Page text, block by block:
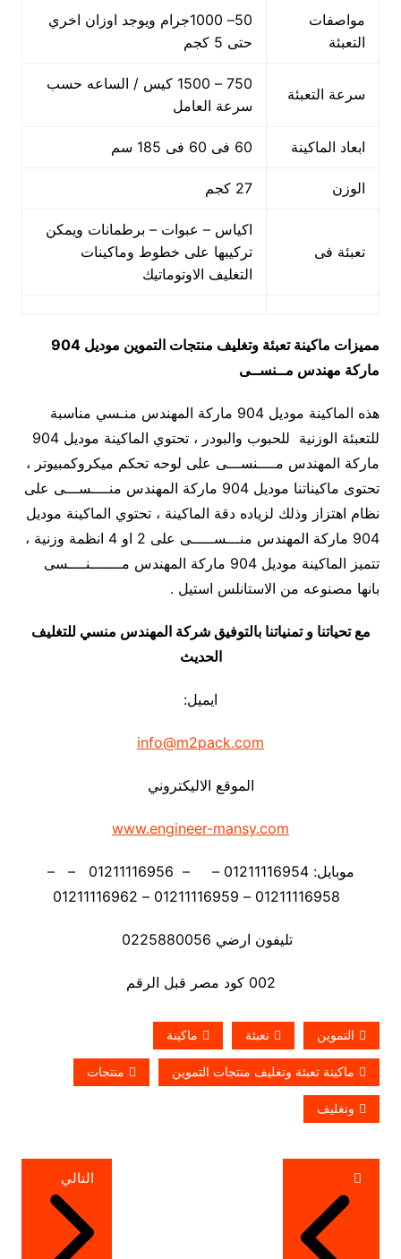
مواصفات
التعبئة
50– 1000جرام ويوجد اوزان اخري
حتى 5 كجم
سرعة التعبئة
750 – 1500 كيس / الساعه حسب
سرعة العامل
ابعاد الماكينة 60 فى 60 فى 185 سم
الوزن 27 كجم
تعبئة فى
اكياس – عبوات – برطمانات ويمكن
تركيبها على خطوط وماكينات
التغليف الاوتوماتيك
مميزات ماكينة تعبئة وتغليف منتجات التموين
موديل 904
ماركة مهندس مــنســى
هذه الماكينة موديل 904 ماركة المهندس منـسي مناسبة
للتعبئة الوزنية للحبوب والبودر ، تحتوي الماكينة موديل 904
ماركة المهندس مــــنســـى على لوحه تحكم ميكروكمبيوتر ،
تحتوى ماكيناتنا موديل 904 ماركة المهندس منــــســـى على
نظام اهتزاز وذلك لزياده دقة الماكينة ، تحتوي الماكينة موديل
904 ماركة المهندس منـــســـــى على 2 او 4 انظمة وزنية ،
تتميز الماكينة موديل 904 ماركة المهندس مـــــــنــــسى
بانها مصنوعه من الاستانلس استيل .
مع تحياتنا و تمنياتنا بالتوفيق شركة المهندس منسي للتغليف
الحديث
ايميل:
info@m2pack.com
الموقع الاليكتروني
www.engineer-mansy.com
موبايل: 01211116954 – – 01211116956 – –
تليفون ارضي 0225880056
002 كود مصر قبل الرقم
التموين تعبئة ماكينة
ماكينة تعبئة وتغليف منتجات التموين منتجات
وتغليف
تصفّح
المقالات
التالي